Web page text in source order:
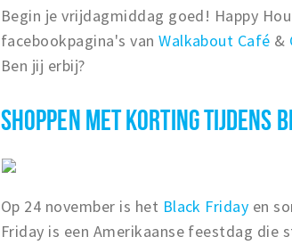
Begin je vrijdagmiddag goed! Happy
facebookpagina's vanWalkabout Café &
Ben jij erbij?
SHOPPEN MET KORTING TIJDENS
Op 24 november is het Black Friday en
Friday is een Amerikaanse feestdag die